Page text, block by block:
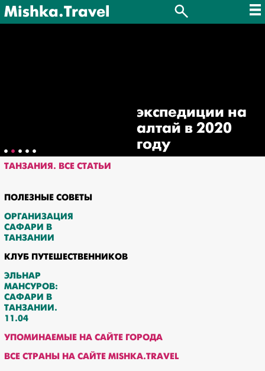
Mishka.Travel
экспедиции на
алтай в 2020
году
ТАНЗАНИЯ. ВСЕ СТАТЬИ
ПОЛЕЗНЫЕ СОВЕТЫ
ОРГАНИЗАЦИЯ
САФАРИ В
ТАНЗАНИИ
КЛУБ ПУТЕШЕСТВЕННИКОВ
ЭЛЬНАР
МАНСУРОВ:
САФАРИ В
ТАНЗАНИИ.
11.04
УПОМИНАЕМЫЕ НА САЙТЕ ГОРОДА
ВСЕ СТРАНЫ НА САЙТЕ MISHKA.TRAVEL